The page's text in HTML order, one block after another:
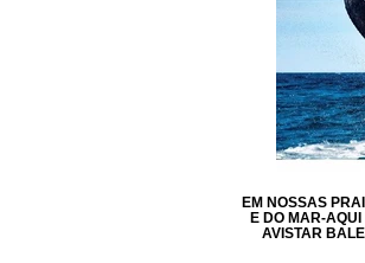
EM NOSSAS
E DO MAR-AQUI
AVISTAR